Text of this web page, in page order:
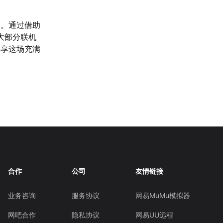
通过借助
部分联机
这场充满
合作
业务咨询
网吧合作
公司
服务协议
隐私协议
友情链接
网易MuMu模拟器
网易UU远程